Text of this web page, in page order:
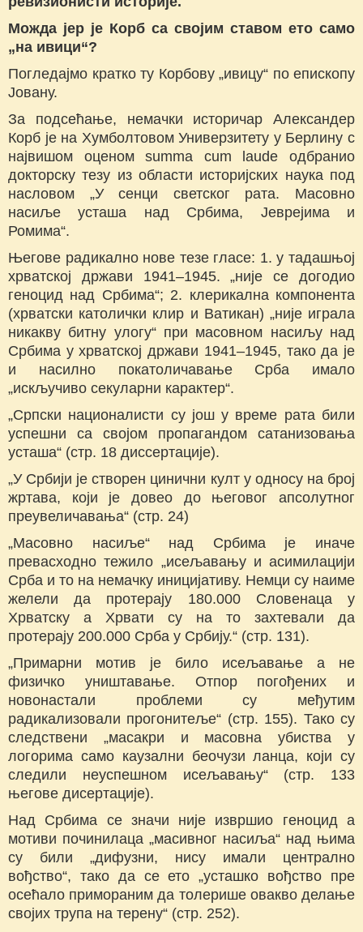
Можда јер је Корб са својим ставом ето само
„на ивици“?
Погледајмо кратко ту Корбову „ивицу“ по епископу
Јовану.
За подсећање, немачки историчар Александер
Корб је на Хумболтовом Универзитету у Берлину с
највишом оценом summa cum laude одбранио
докторску тезу из области историјских наука под
насловом „У сенци светског рата. Масoвно
насиље усташа над Србима, Јеврејима и
Ромима“.
Његове радикално нове тезе гласе: 1. у тадашњој
хрватској држави 1941–1945. „није се догодио
геноцид над Србима“; 2. клерикална компонента
(хрватски католички клир и Ватикан) „није играла
никакву битну улогу“ при масoвном насиљу над
Србима у хрватској држави 1941–1945, тако да је
и насилно покатоличавање Срба имало
„искључиво секуларни карактер“.
„Српски националисти су још у време рата били
успешни са својом пропагандом сатанизовања
усташа“ (стр. 18 диссертације).
„У Србији је створен цинични култ у односу на број
жртава, који је довео до његовог апсолутног
преувеличавања“ (стр. 24)
„Масовно насиље“ над Србима је иначе
превасходно тежило „исељавању и асимилацији
Срба и то на немачку иницијативу. Немци су наиме
желели да протерају 180.000 Словенаца у
Хрватску а Хрвати су на то захтевали да
протерају 200.000 Срба у Србију.“ (стр. 131).
„Примарни мотив је било исељавање а не
физичко уништавање. Отпор погођених и
новонастали проблеми су међутим
радикализовали прогонитеље“ (стр. 155). Тако су
следствени „масакри и масовна убиства у
логорима само каузални беочузи ланца, који су
следили неуспешном исељавању“ (стр. 133
његове дисертације).
Над Србима се значи није извршио геноцид а
мотиви починилаца „масивног насиља“ над њима
су били „дифузни, нису имали централно
вођство“, тако да се ето „усташко вођство пре
осећало примораним да толерише овакво делање
својих трупа на терену“ (стр. 252).